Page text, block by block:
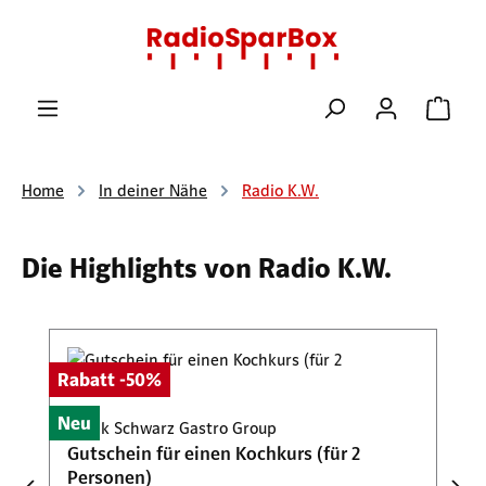
Zum Hauptinhalt springen
Home In deiner Nähe Radio K.W.
Die Highlights von Radio K.W.
Rabatt -50%
Neu
Frank Schwarz Gastro Group
Gutschein für einen Kochkurs (für 2
Personen)